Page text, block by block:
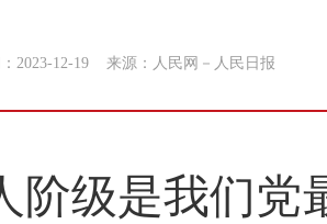
2023-12-19 来源： 人民网－人民日报
阶级是我们党